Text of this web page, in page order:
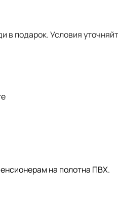
подарок. Условия
на полотна ПВХ.